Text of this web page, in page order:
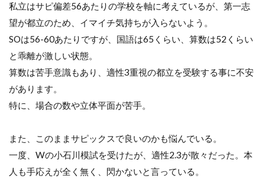
私立はサピ偏差56あたりの学校を軸に考えているが、第一志
望が都立のため、イマイチ気持ちが入らないよう。
SOは56-60あたりですが、国語は65 くらい、算数は52 くらい
と乖離が激しい状態。
算数は苦手意識もあり、適性3重視の都立を受験する事に不安
があります。
特に、場合の数や立体平面が苦手。
また、このままサピックスで良いのかも悩んでいる。
一度、 Wの小石川模試を受けたが、適性2.3が散々だった。本
人も手応えが全く無く、閃かないと言っている。